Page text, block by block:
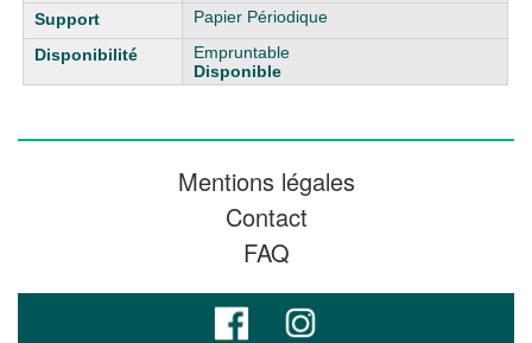
Papier Périodique
Empruntable
Disponible
Mentions légales
Contact
FAQ